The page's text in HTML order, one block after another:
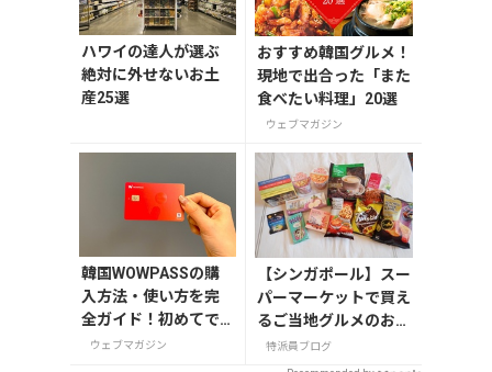
ハワイの達人が選ぶ
絶対に外せないお土
産25選
おすすめ韓国グルメ！
現地で出合った「また
食べたい料理」20選
ウェブマガジン
韓国WOWPASSの購
入方法・使い方を完
全ガイド！初めてで
も迷わない
ウェブマガジン
【シンガポール】スー
パーマーケットで買え
るご当地グルメのお土
産
特派員ブログ